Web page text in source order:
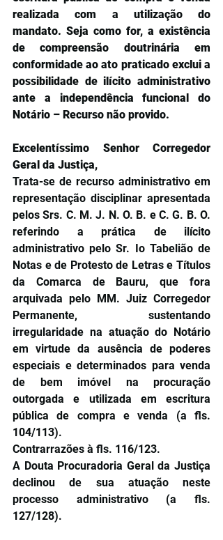
realizada com a utilização do
mandato. Seja como for, a existência
de compreensão doutrinária em
conformidade ao ato praticado exclui a
possibilidade de ilícito administrativo
ante a independência funcional do
Notário – Recurso não provido.
Excelentíssimo Senhor Corregedor
Geral da Justiça,
Trata-se de recurso administrativo em
representação disciplinar apresentada
pelos Srs. C. M. J. N. O. B. e C. G. B. O.
referindo a prática de ilícito
administrativo pelo Sr. Io Tabelião de
Notas e de Protesto de Letras e Títulos
da Comarca de Bauru, que fora
arquivada pelo MM. Juiz Corregedor
Permanente, sustentando
irregularidade na atuação do Notário
em virtude da ausência de poderes
especiais e determinados para venda
de bem imóvel na procuração
outorgada e utilizada em escritura
pública de compra e venda (a fls.
104/113).
Contrarrazões à fls. 116/123.
A Douta Procuradoria Geral da Justiça
declinou de sua atuação neste
processo administrativo (a fls.
127/128).